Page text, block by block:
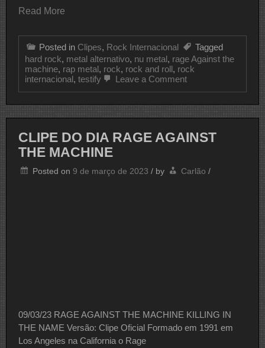
Read More
Posted in Clipes, Rock Internacional
Tagged
hard rock, metal alternativo, nu metal, rage Against the
machine, rap metal, rock, rock and roll, rock
internacional, testify Leave a Commenton
RAGE
THE
CLIPE DO DIA RAGE AGAINST
THE MACHINE
Posted on 9 de março de 2023 / by Carlão /
09/03/23 RAGE AGAINST THE MACHINE KILLING IN
THE NAME Versão: Clipe Oficial Formado em 1991 em
Los Angeles na California o Rage